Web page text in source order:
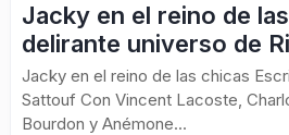
Jacky en el reino de
delirante universo de
Jacky en el reino de las chicas
Sattouf Con Vincent Lacoste,
Bourdon y Anémone...